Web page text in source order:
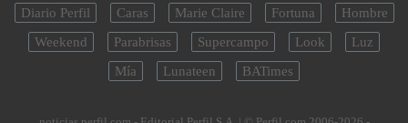
Diario Perfil Caras Marie Claire Fortuna
Hombre
Weekend
Parabrisas Supercampo Look
Luz
Mía
Lunateen BATimes